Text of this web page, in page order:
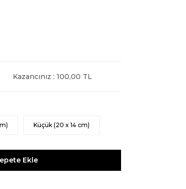
Kazancınız : 100,00 TL
Küçük (20 x 14 cm)
Ekle